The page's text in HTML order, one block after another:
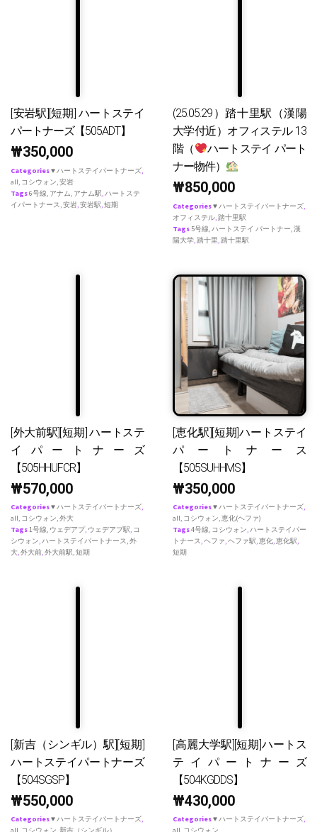
[安岩駅][短期] ハートステイ
パートナーズ【505ADT】
₩350,000
Categories♥ ハートステイパートナーズ
all コシウォン 安岩
Tags6号線 アナム アナム駅 ハートステ
イパートナース 安岩 安岩駅 短期
(25.05.29）踏十里駅（漢陽
大学付近）オフィステル 13
階（
ハートステイ パート
ナー物件）
₩850,000
Categories♥ ハートステイパートナーズ
オフィステル 踏十里駅
Tags 5号線 ハートステイ パートナー 漢
陽大学 踏十里 踏十里駅
[外大前駅][短期] ハートステ
イパートナーズ
【505HHUFCR】
₩570,000
Categories♥ ハートステイパートナーズ,
all, コシウォン,外大
Tags1号線, ウェデアプ, ウェデアプ駅, コ
シウォン,ハートステイパートナース,外
大,外大前,外大前駅,短期
[恵化駅][短期]ハートステイ
パートナース
【505SUHHMS】
₩350,000
Categories♥ ハートステイパートナーズ,
all, コシウォン,恵化(ヘファ)
Tags4号線, コシウォン,ハートステイパー
トナース,ヘファ,ヘファ駅,恵化,恵化駅,
短期
[新吉（シンギル）駅][短期]
ハートステイパートナーズ
【504SGSP】
₩550,000
Categories♥ ハートステイパートナーズ,
[高麗大学駅][短期]ハートス
テイパートナーズ
【504KGDDS】
₩430,000
Categories♥ ハートステイパートナーズ,